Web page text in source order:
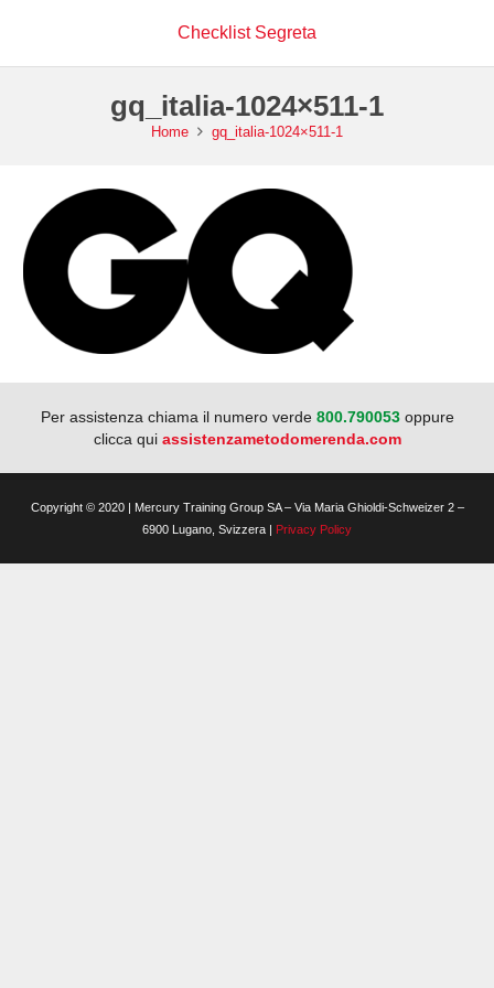
Checklist Segreta
gq_italia-1024×511-1
Home gq_italia-1024×511-1
Per assistenza chiama il numero verde 800.790053 oppure
clicca qui assistenzametodomerenda.com
Copyright © 2020 | Mercury Training Group SA – Via Maria Ghioldi-Schweizer 2 –
6900 Lugano, Svizzera | Privacy Policy